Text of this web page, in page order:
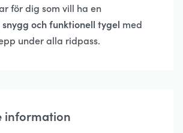
för dig som vill ha en
och funktionell tygel med
under alla ridpass.
information